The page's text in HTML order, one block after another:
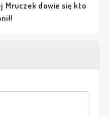
Mruczek dowie się kto